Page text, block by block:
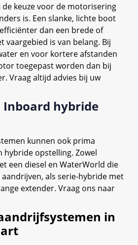
de keuze voor de motorisering
is. Een slanke, lichte boot
dan een brede of
vaargebied is van belang. Bij
en voor kortere afstanden
toegepast worden dan bij
Vraag altijd advies bij uw
hybride
kunnen ook prima
hybride opstelling. Zowel
een diesel en WaterWorld die
als serie-hybride met
extender. Vraag ons naar
in